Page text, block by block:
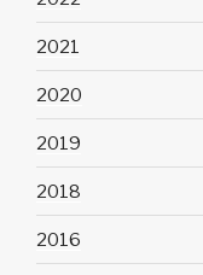
2021
2020
2019
2018
2016